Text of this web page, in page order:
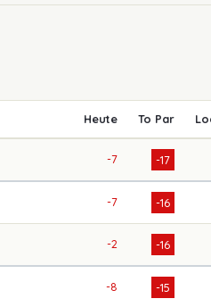
Heute To Par
-7 -17
-7 -16
-2 -16
-8 -15